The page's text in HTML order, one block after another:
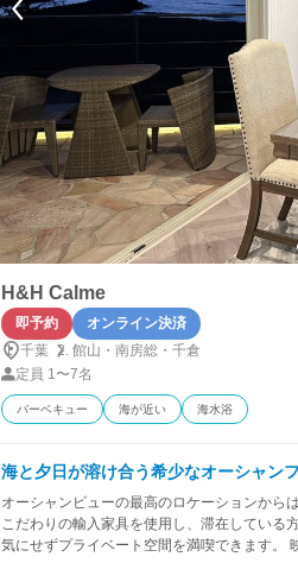
H&H Calme
即予約
オンライン決済
千葉
館山・ 南房総・ 千倉
定員 1〜7名
バーベキュー 海が近い 海水浴
海と夕日が溶け合う希少なオーシャン
オーシャンビューの最高のロケーションから
こだわりの輸入家具を使用し、滞在している
気にせずプライベート空間を満喫できます。